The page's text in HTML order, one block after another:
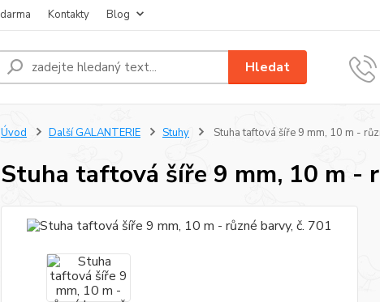
Kontakty Blog
Hledat
Úvod Další GALANTERIE Stuhy Stuha taftová šíře 9 mm, 10 m -
Stuha taftová šíře 9 mm, 10 m -